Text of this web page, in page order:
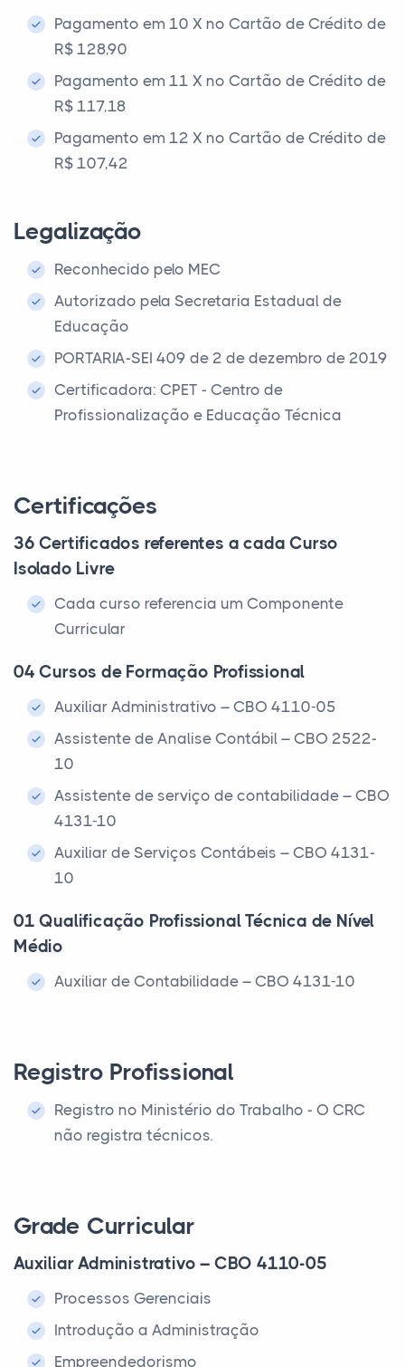
Pagamento em 10 X no Cartão de Crédito de
R$ 128,90
Pagamento em 11 X no Cartão de Crédito de
R$ 117,18
Pagamento em 12 X no Cartão de Crédito de
R$ 107,42
Legalização
Reconhecido pelo MEC
Autorizado pela Secretaria Estadual de
Educação
PORTARIA-SEI 409 de 2 de dezembro de 2019
Certificadora: CPET - Centro de
Profissionalização e Educação Técnica
Certificações
36 Certificados referentes a cada Curso
Isolado Livre
Cada curso referencia um Componente
Curricular
04 Cursos de Formação Profissional
Auxiliar Administrativo – CBO 4110-05
Assistente de Analise Contábil – CBO 2522-
10
Assistente de serviço de contabilidade – CBO
4131-10
Auxiliar de Serviços Contábeis – CBO 4131-
10
01 Qualificação Profissional Técnica de Nível
Médio
Auxiliar de Contabilidade – CBO 4131-10
Registro Profissional
Registro no Ministério do Trabalho - O CRC
não registra técnicos.
Grade Curricular
Auxiliar Administrativo – CBO 4110-05
Processos Gerenciais
Introdução a Administração
Empreendedorismo